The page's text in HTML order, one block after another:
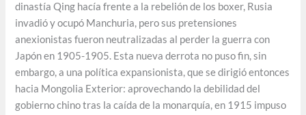
dinastía Qing hacía frente a la rebelión de los boxer, Rusia
invadió y ocupó Manchuria, pero sus pretensiones
anexionistas fueron neutralizadas al perder la guerra con
Japón en 1905-1905. Esta nueva derrota no puso fin, sin
embargo, a una política expansionista, que se dirigió entonces
hacia Mongolia Exterior: aprovechando la debilidad del
gobierno chino tras la caída de la monarquía, en 1915 impuso